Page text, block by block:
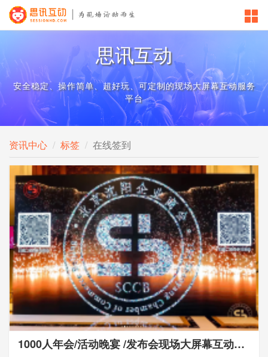
思讯互动
安全稳定、操作简单、超好玩、可定制的现场大屏幕互动服务
平台
资讯中心 标签 在线签到
1000人年会/活动晚宴 /发布会现场大屏幕互动游戏